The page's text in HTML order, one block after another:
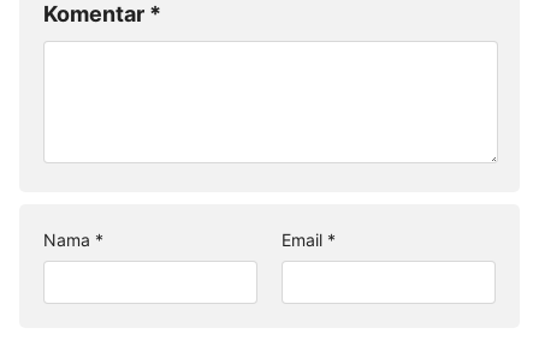
Komentar *
Nama * Email *